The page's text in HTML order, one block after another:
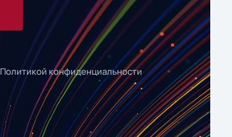
Политикой конфиденциальности